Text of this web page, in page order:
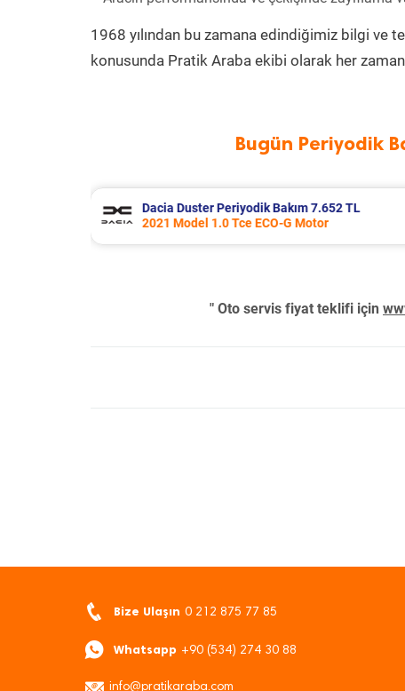
1968 yılından bu zamana edindiğimiz bilgi ve
konusunda Pratik Araba ekibi olarak her zaman
Bugün Periyodik
Skoda Rapid Periyodik Bakım 7.707 TL
2017 Model 1.4 Tdi Greentech Motor
" Oto servis fiyat teklifi için
Bize Ulaşın 0 212 875 77 85
Whatsapp +90 (534) 274 30 88
info@pratikaraba.com